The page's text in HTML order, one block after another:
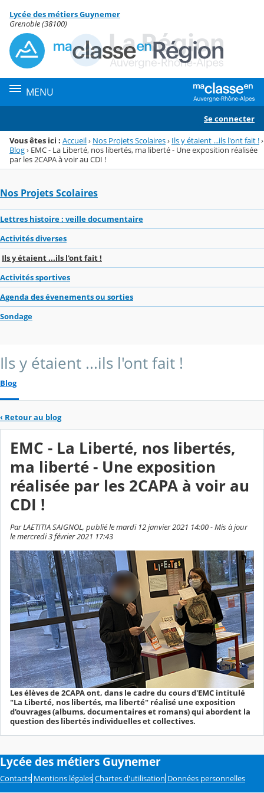
Menu de la rubrique
Contenu
Lycée des métiers Guynemer
Grenoble (38100)
MENU
Se connecter
Vous êtes ici : Accueil› Nos Projets Scolaires› Ils y étaient ...ils l'ont fait !›
Blog› EMC - La Liberté, nos libertés, ma liberté - Une exposition réalisée
par les 2CAPA à voir au CDI !
Nos Projets Scolaires
Lettres histoire : veille documentaire
Activités diverses
Ils y étaient ...ils l'ont fait !
Activités sportives
Agenda des évenements ou sorties
Sondage
Ils y étaient ...ils l'ont fait !
Blog
‹ Retour au blog
EMC - La Liberté, nos libertés,
ma liberté - Une exposition
réalisée par les 2CAPA à voir au
CDI !
Par LAETITIA SAIGNOL, publié le mardi 12 janvier 2021 14:00 - Mis à jour
le mercredi 3 février 2021 17:43
Les élèves de 2CAPA ont, dans le cadre du cours d'EMC intitulé
"La Liberté, nos libertés, ma liberté" réalisé une exposition
d'ouvrages (albums, documentaires et romans) qui abordent la
question des libertés individuelles et collectives.
Lycée des métiers Guynemer
Contacts Mentions légales Chartes d'utilisation Données personnelles